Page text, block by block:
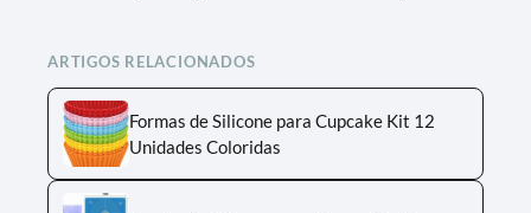
ARTIGOS RELACIONADOS
Formas de Silicone para Cupcake Kit 12
Unidades Coloridas